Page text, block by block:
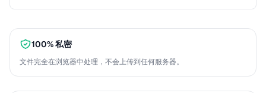
100% 私密
文件完全在浏览器中处理，不会上传到任何服务器。